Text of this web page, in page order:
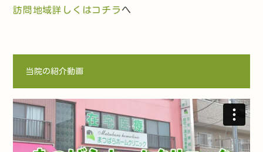
訪問地域詳しくはコチラ へ
当院の紹介動画